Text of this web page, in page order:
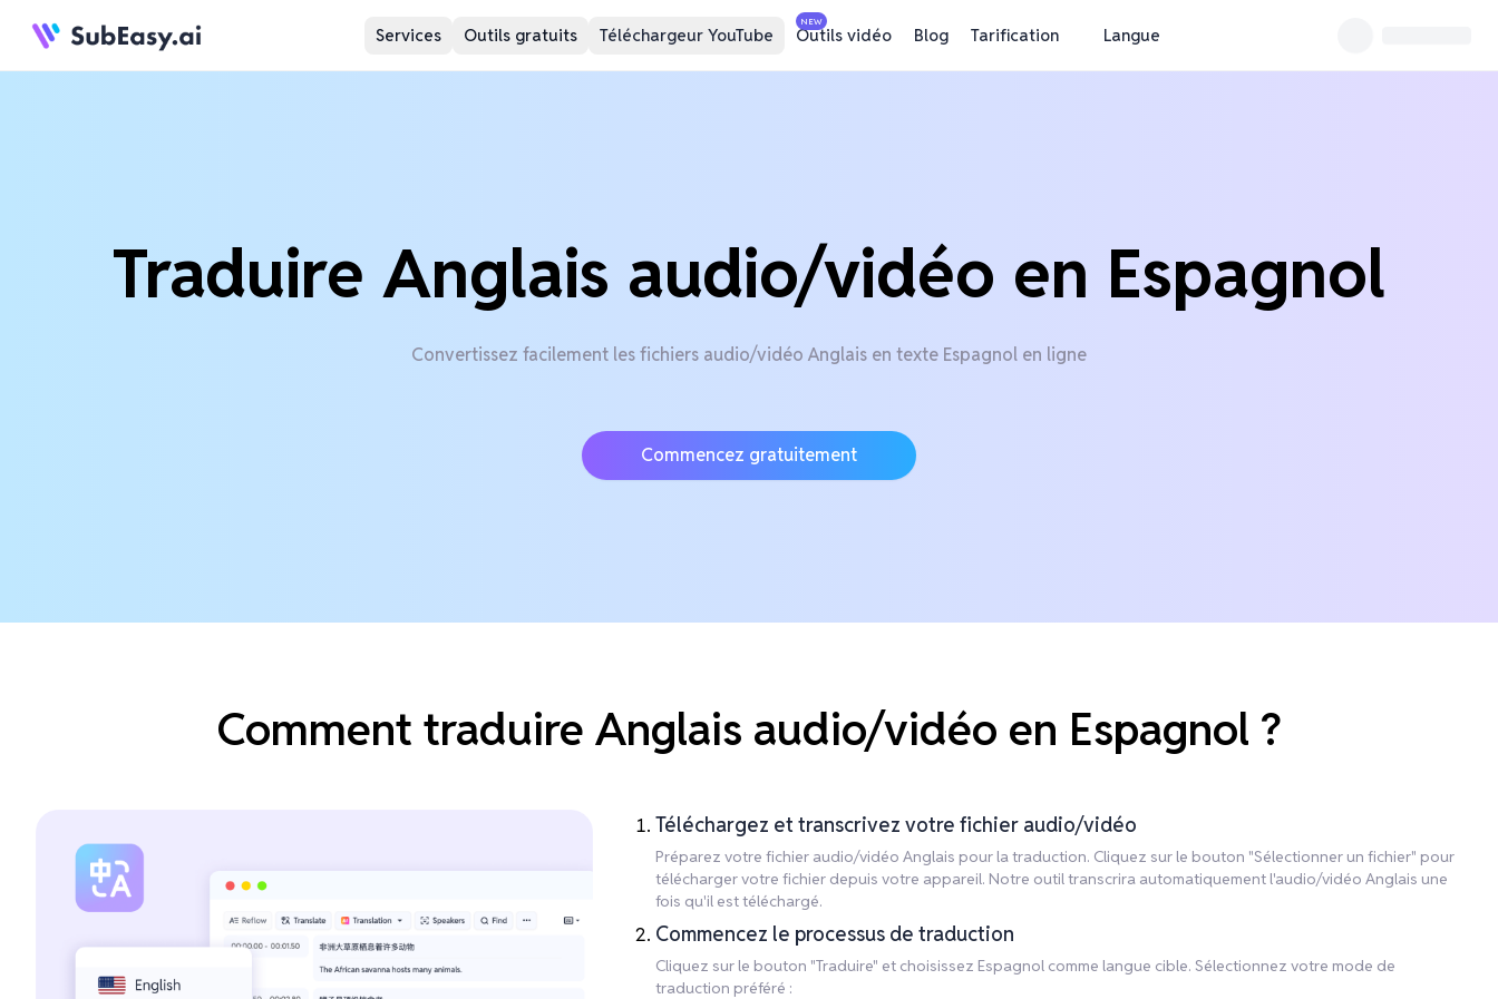
Services Outils gratuits Téléchargeur YouTube
NEW
Outils vidéo Blog Tarification Langue
Traduire Anglais audio/vidéo en Espagnol
Convertissez facilement les fichiers audio/vidéo Anglais en texte Espagnol en ligne
Commencez gratuitement
Comment traduire Anglais audio/vidéo en Espagnol ?
Téléchargez et transcrivez votre fichier audio/vidéo
Préparez votre fichier audio/vidéo Anglais pour la traduction. Cliquez sur le bouton "Sélectionner un fichier" pour
télécharger votre fichier depuis votre appareil. Notre outil transcrira automatiquement l'audio/vidéo Anglais une
fois qu'il est téléchargé.
Commencez le processus de traduction
Cliquez sur le bouton "Traduire" et choisissez Espagnol comme langue cible. Sélectionnez votre mode de
traduction préféré :